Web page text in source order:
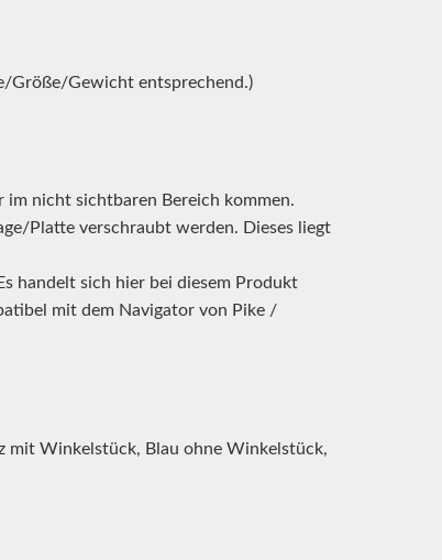
Größe/Gewicht entsprechend.)
nicht sichtbaren Bereich kommen.
Platte verschraubt werden. Dieses liegt
handelt sich hier bei diesem Produkt
mit dem Navigator von Pike /
mit Winkelstück, Blau ohne Winkelstück,